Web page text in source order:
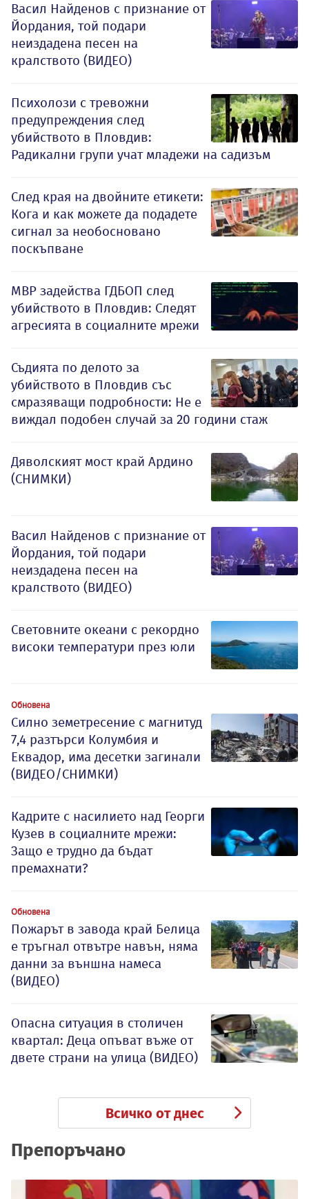
Васил Найденов с признание от
Йордания, той подари
неиздадена песен на
кралството (ВИДЕО)
Психолози с тревожни
предупреждения след
убийството в Пловдив:
Радикални групи учат младежи на садизъм
След края на двойните етикети:
Кога и как можете да подадете
сигнал за необосновано
поскъпване
МВР задейства ГДБОП след
убийството в Пловдив: Следят
агресията в социалните мрежи
Съдията по делото за
убийството в Пловдив със
смразяващи подробности: Не е
виждал подобен случай за 20 години стаж
Дяволският мост край Ардино
(СНИМКИ)
Васил Найденов с признание от
Йордания, той подари
неиздадена песен на
кралството (ВИДЕО)
Световните океани с рекордно
високи температури през юли
Обновена
Силно земетресение с магнитуд
7,4 разтърси Колумбия и
Еквадор, има десетки загинали
(ВИДЕО/СНИМКИ)
Кадрите с насилието над Георги
Кузев в социалните мрежи:
Защо е трудно да бъдат
премахнати?
Обновена
Пожарът в завода край Белица
е тръгнал отвътре навън, няма
данни за външна намеса
(ВИДЕО)
Опасна ситуация в столичен
квартал: Деца опъват въже от
двете страни на улица (ВИДЕО)
Всичко от днес
Препоръчано